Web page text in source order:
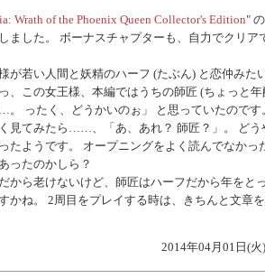
Wrath of the Phoenix Queen Collector's Edition"
ました。 ボーナスチャプターも、自力でクリア
が若い人間と妖精のハーフ (たぶん) と恋仲みた
、この女王様、本編ではうちの師匠 (ちょっと年
。 ったく、どうかいのぉ」 と思っていたのです
見てみたら……、「あ、あれ？ 師匠？」。 どう
たようです。 オープニングをよく読んでなかっ
ったのかしら？
から老けないけど、師匠はハーフだから年をと
かね。 2周目をプレイする時は、きちんと文章
2014年04月01日(火)